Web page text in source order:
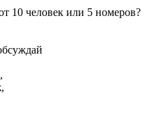
10 человек или 5 номеров?